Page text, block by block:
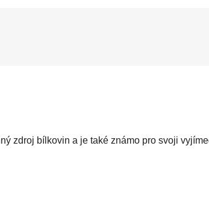
zdroj bílkovin a je také známo pro svoji